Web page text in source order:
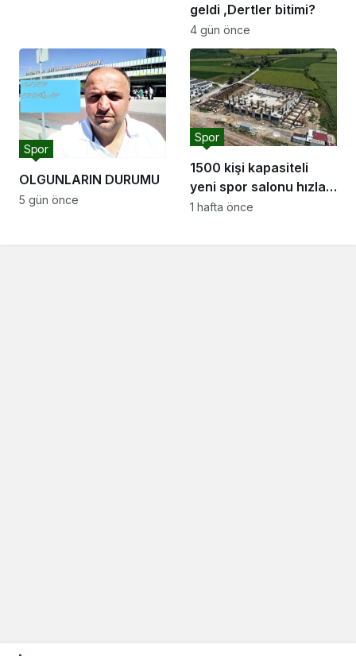
geldi ,Dertler bitimi?
4 gün önce
OLGUNLARIN DURUMU
Spor
5 gün önce
1500 kişi kapasiteli
yeni spor salonu hızla
yükseliyor: “Salon
Spor
1 hafta önce